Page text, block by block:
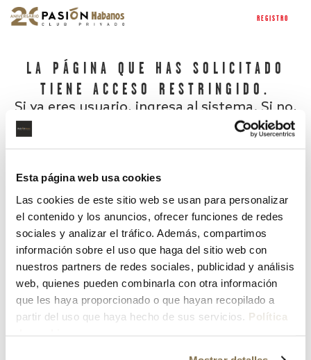
Esta página web usa cookies
Las cookies de este sitio web se usan para personalizar
el contenido y los anuncios, ofrecer funciones de redes
sociales y analizar el tráfico. Además, compartimos
información sobre el uso que haga del sitio web con
nuestros partners de redes sociales, publicidad y análisis
web, quienes pueden combinarla con otra información
que les haya proporcionado o que hayan recopilado a
partir del uso que haya hecho de sus servicios. Política
REGISTRO
LA PÁGINA QUE HAS SOLICITADO
TIENE ACCESO RESTRINGIDO.
Si ya eres usuario, ingresa al sistema. Si no,
¿Has olvidado tu contraseña?